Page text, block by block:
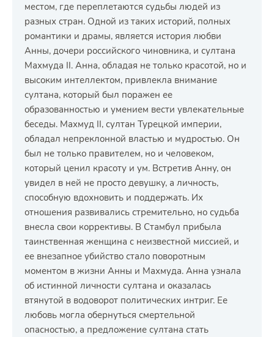
местом, где переплетаются судьбы людей из
разных стран. Одной из таких историй, полных
романтики и драмы, является история любви
Анны, дочери российского чиновника, и султана
Махмуда II. Анна, обладая не только красотой, но и
высоким интеллектом, привлекла внимание
султана, который был поражен ее
образованностью и умением вести увлекательные
беседы. Махмуд II, султан Турецкой империи,
обладал непреклонной властью и мудростью. Он
был не только правителем, но и человеком,
который ценил красоту и ум. Встретив Анну, он
увидел в ней не просто девушку, а личность,
способную вдохновить и поддержать. Их
отношения развивались стремительно, но судьба
внесла свои коррективы. В Стамбул прибыла
таинственная женщина с неизвестной миссией, и
ее внезапное убийство стало поворотным
моментом в жизни Анны и Махмуда. Анна узнала
об истинной личности султана и оказалась
втянутой в водоворот политических интриг. Ее
любовь могла обернуться смертельной
опасностью, а предложение султана стать